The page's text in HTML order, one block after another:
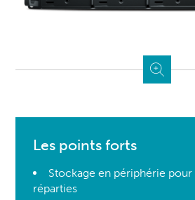
Les points forts
Stockage en périphérie pour
réparties